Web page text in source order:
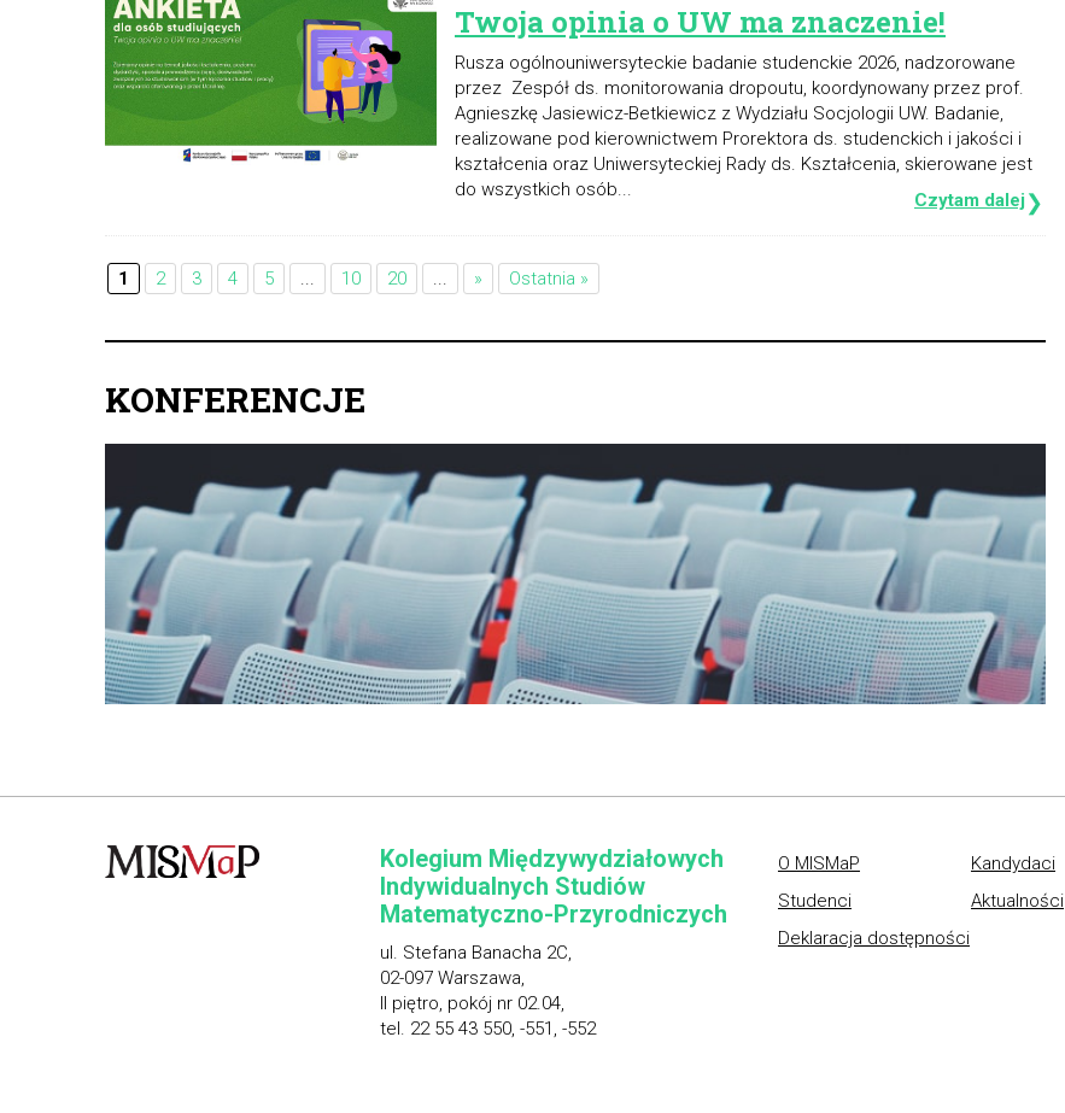
Twoja opinia o UW ma znaczenie!
Rusza ogólnouniwersyteckie badanie studenckie 2026, nadzorowane
przez Zespół ds. monitorowania dropoutu, koordynowany przez prof.
Agnieszkę Jasiewicz-Betkiewicz z Wydziału Socjologii UW. Badanie,
realizowane pod kierownictwem Prorektora ds. studenckich i jakości i
kształcenia oraz Uniwersyteckiej Rady ds. Kształcenia, skierowane jest
do wszystkich osób...
Czytam dalej❯
1 2 3 4 5 ... 10 20 ... » Ostatnia »
KONFERENCJE
Kolegium Międzywydziałowych
Indywidualnych Studiów
Matematyczno-Przyrodniczych
ul. Stefana Banacha 2C,
02-097 Warszawa,
II piętro, pokój nr 02.04,
tel. 22 55 43 550, -551, -552
O MISMaP
Kandydaci
Studenci
Aktualności
Deklaracja dostępności